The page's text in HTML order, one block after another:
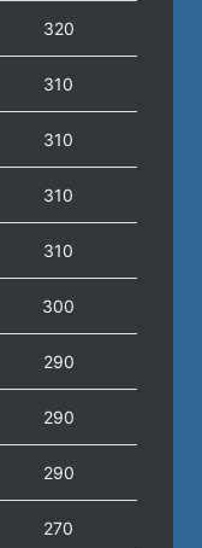
320
310
310
310
310
300
290
290
290
270